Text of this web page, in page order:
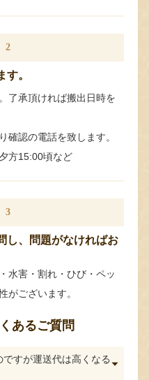
2
。
了承頂ければ搬出日時を
確認の電話を致します。
方15:00頃など
3
し、問題がなければお
水害・割れ・ひび・ペッ
がございます。
あるご質問
すが運送代は高くなる